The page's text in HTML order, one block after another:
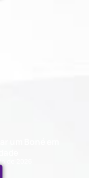
de 2026